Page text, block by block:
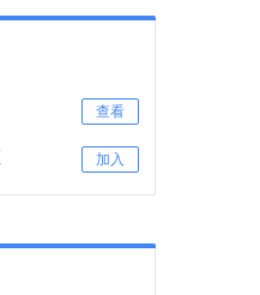
查看
加入